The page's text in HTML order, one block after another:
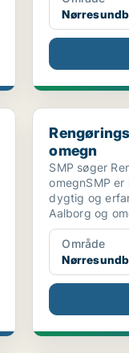
omegn
SMP søger
omegnSMP
dygtig og
Aalborg og
Område